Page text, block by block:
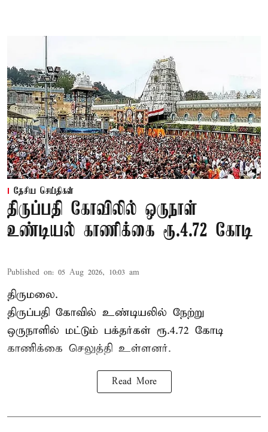
தேசிய செய்திகள்
திருப்பதி கோவிலில் ஒருநாள்
உண்டியல் காணிக்கை ரூ.4.72 கோடி
Published on: 05 Aug 2026, 10:03 am
திருமலை.
திருப்பதி கோவில் உண்டியலில் நேற்று
ஒருநாளில் மட்டும் பக்தர்கள் ரூ.4.72 கோடி
காணிக்கை செலுத்தி உள்ளனர்.
Read More